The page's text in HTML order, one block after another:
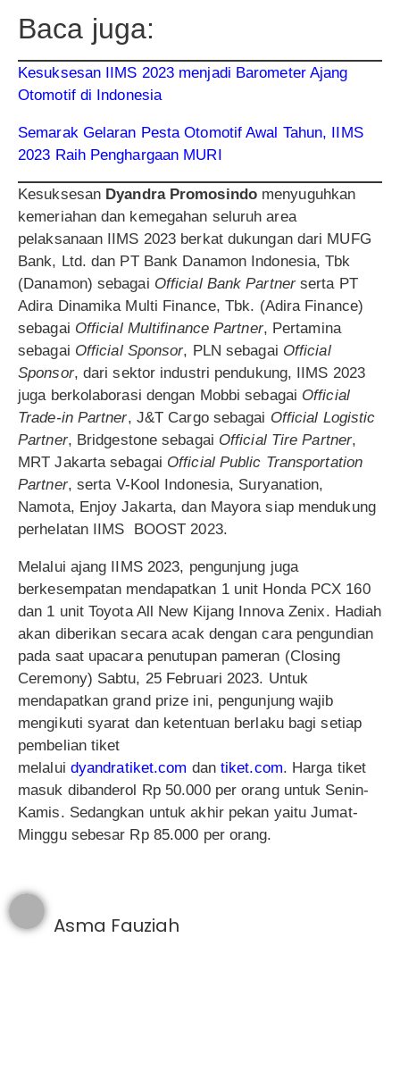
Baca juga:
Kesuksesan IIMS 2023 menjadi Barometer Ajang
Otomotif di Indonesia
Semarak Gelaran Pesta Otomotif Awal Tahun, IIMS
2023 Raih Penghargaan MURI
Kesuksesan Dyandra Promosindo menyuguhkan
kemeriahan dan kemegahan seluruh area
pelaksanaan IIMS 2023 berkat dukungan dari MUFG
Bank, Ltd. dan PT Bank Danamon Indonesia, Tbk
(Danamon) sebagai Official Bank Partnerserta PT
Adira Dinamika Multi Finance, Tbk. (Adira Finance)
sebagai Official Multifinance Partner, Pertamina
sebagai Official Sponsor, PLN sebagai Official
Sponsor, dari sektor industri pendukung, IIMS 2023
juga berkolaborasi dengan Mobbi sebagai Official
Trade-in Partner, J&T Cargo sebagai Official Logistic
Partner, Bridgestone sebagai Official Tire Partner,
MRT Jakarta sebagai Official Public Transportation
Partner, serta V-Kool Indonesia, Suryanation,
Namota, Enjoy Jakarta, dan Mayora siap mendukung
perhelatan IIMS BOOST 2023.
Melalui ajang IIMS 2023, pengunjung juga
berkesempatan mendapatkan 1 unit Honda PCX 160
dan 1 unit Toyota All New Kijang Innova Zenix. Hadiah
akan diberikan secara acak dengan cara pengundian
pada saat upacara penutupan pameran (Closing
Ceremony) Sabtu, 25 Februari 2023. Untuk
mendapatkan grand prize ini, pengunjung wajib
mengikuti syarat dan ketentuan berlaku bagi setiap
pembelian tiket
melalui dyandratiket.com dan tiket.com. Harga tiket
masuk dibanderol Rp 50.000 per orang untuk Senin-
Kamis. Sedangkan untuk akhir pekan yaitu Jumat-
Minggu sebesar Rp 85.000 per orang.
Asma Fauziah